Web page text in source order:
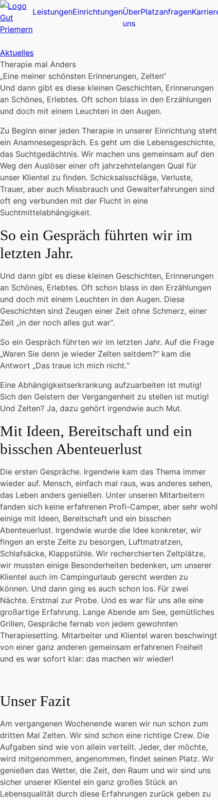
LeistungenEinrichtungenÜber
uns
Platzanfragen
Aktuelles
Therapie mal Anders
„Eine meiner schönsten Erinnerungen, Zelten“
Und dann gibt es diese kleinen Geschichten, Erinnerungen
an Schönes, Erlebtes. Oft schon blass in den Erzählungen
und doch mit einem Leuchten in den Augen.
Zu Beginn einer jeden Therapie in unserer Einrichtung steht
ein Anamnesegespräch. Es geht um die Lebensgeschichte,
das Suchtgedächtnis. Wir machen uns gemeinsam auf den
Weg den Auslöser einer oft jahrzehntelangen Qual für
unser Klientel zu finden. Schicksalsschläge, Verluste,
Trauer, aber auch Missbrauch und Gewalterfahrungen sind
oft eng verbunden mit der Flucht in eine
Suchtmittelabhängigkeit.
So ein Gespräch führten wir im
letzten Jahr.
Und dann gibt es diese kleinen Geschichten, Erinnerungen
an Schönes, Erlebtes. Oft schon blass in den Erzählungen
und doch mit einem Leuchten in den Augen. Diese
Geschichten sind Zeugen einer Zeit ohne Schmerz, einer
Zeit „in der noch alles gut war“.
So ein Gespräch führten wir im letzten Jahr. Auf die Frage
„Waren Sie denn je wieder Zelten seitdem?“ kam die
Antwort „Das traue ich mich nicht.“
Eine Abhängigkeitserkrankung aufzuarbeiten ist mutig!
Sich den Geistern der Vergangenheit zu stellen ist mutig!
Und Zelten? Ja, dazu gehört irgendwie auch Mut.
Mit Ideen, Bereitschaft und ein
bisschen Abenteuerlust
Die ersten Gespräche. Irgendwie kam das Thema immer
wieder auf. Mensch, einfach mal raus, was anderes sehen,
das Leben anders genießen. Unter unseren Mitarbeitern
fanden sich keine erfahrenen Profi-Camper, aber sehr wohl
einige mit Ideen, Bereitschaft und ein bisschen
Abenteuerlust. Irgendwie wurde die Idee konkreter, wir
fingen an erste Zelte zu besorgen, Luftmatratzen,
Schlafsäcke, Klappstühle. Wir recherchierten Zeltplätze,
wir mussten einige Besonderheiten bedenken, um unserer
Klientel auch im Campingurlaub gerecht werden zu
können. Und dann ging es auch schon los. Für zwei
Nächte. Erstmal zur Probe. Und es war für uns alle eine
großartige Erfahrung. Lange Abende am See, gemütliches
Grillen, Gespräche fernab von jedem gewohnten
Therapiesetting. Mitarbeiter und Klientel waren beschwingt
von einer ganz anderen gemeinsam erfahrenen Freiheit
und es war sofort klar: das machen wir wieder!
Unser Fazit
Am vergangenen Wochenende waren wir nun schon zum
dritten Mal Zelten. Wir sind schon eine richtige Crew. Die
Aufgaben sind wie von allein verteilt. Jeder, der möchte,
wird mitgenommen, angenommen, findet seinen Platz. Wir
genießen das Wetter, die Zeit, den Raum und wir sind uns
sicher unserer Klientel ein ganz großes Stück an
Lebensqualität durch diese Erfahrungen zurück geben zu